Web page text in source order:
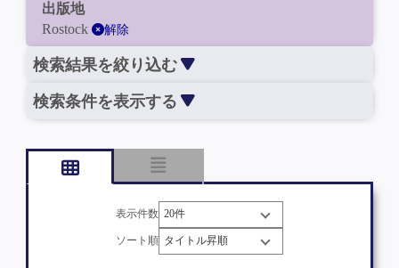
出版地
Rostock
解除
検索結果を絞り込む
検索条件を表示する
表示件数
ソート順